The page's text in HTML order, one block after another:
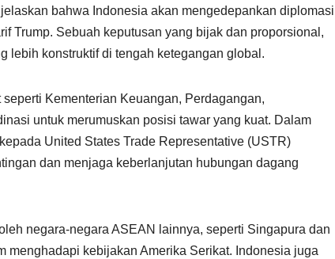
bahwa Indonesia akan mengedepankan diplomasi
Trump. Sebuah keputusan yang bijak dan proporsional,
lebih konstruktif di tengah ketegangan global.
Kementerian Keuangan, Perdagangan,
untuk merumuskan posisi tawar yang kuat. Dalam
United States Trade Representative (USTR)
dan menjaga keberlanjutan hubungan dagang
negara-negara ASEAN lainnya, seperti Singapura dan
menghadapi kebijakan Amerika Serikat. Indonesia juga